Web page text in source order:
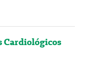
Cardiológicos